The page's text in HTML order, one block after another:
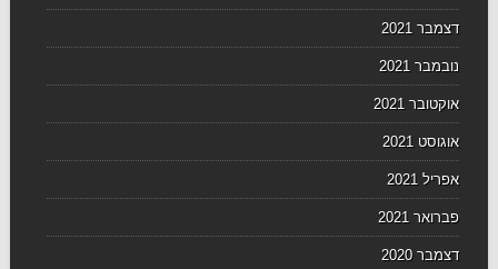
דצמבר 2021
נובמבר 2021
אוקטובר 2021
אוגוסט 2021
אפריל 2021
פברואר 2021
דצמבר 2020